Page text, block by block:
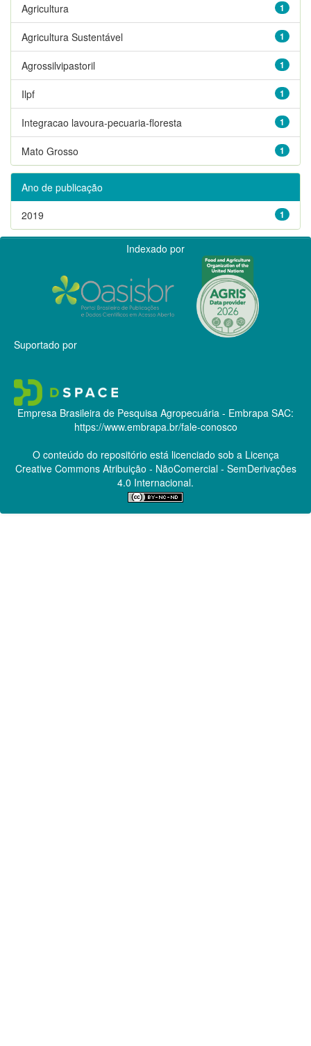
1
Agricultura
1
Agricultura Sustentável
1
Agrossilvipastoril
1
Ilpf
1
Integracao lavoura-pecuaria-floresta
1
Mato Grosso
Ano de publicação
1
2019
Indexado por
Suportado por
Empresa Brasileira de Pesquisa Agropecuária - Embrapa SAC:
https://www.embrapa.br/fale-conosco
O conteúdo do repositório está licenciado sob a Licença
Creative CommonsAtribuição - NãoComercial - SemDerivações
4.0 Internacional.